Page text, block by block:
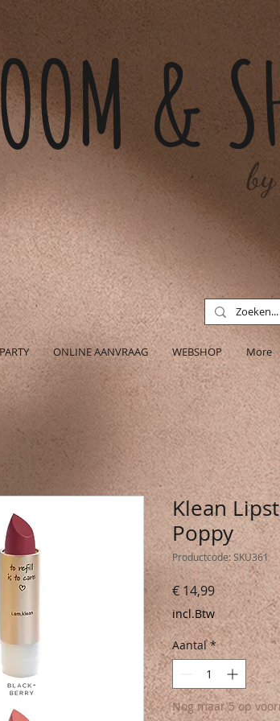
&
ONLINE AANVRAAG WEBSHOP More
Klean
Poppy
Productcode: SKU361
€ 14,99Prijs
incl.Btw
Aantal *
Nog maar 5 op